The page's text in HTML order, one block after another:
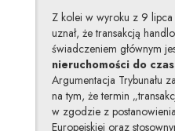
Z kolei w wyroku z 9
uznał, że transakcją
świadczeniem głównym
nieruchomości do
Argumentacja Trybunału
na tym, że termin
w zgodzie z
Europejskiej oraz